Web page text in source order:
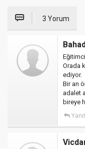
3 Yorum
Orada
ediyor.
Bir an
adalet
bireye